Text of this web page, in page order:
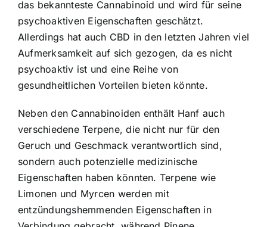
das bekannteste Cannabinoid und wird für seine
psychoaktiven Eigenschaften geschätzt.
Allerdings hat auch CBD in den letzten Jahren viel
Aufmerksamkeit auf sich gezogen, da es nicht
psychoaktiv ist und eine Reihe von
gesundheitlichen Vorteilen bieten könnte.
Neben den Cannabinoiden enthält Hanf auch
verschiedene Terpene, die nicht nur für den
Geruch und Geschmack verantwortlich sind,
sondern auch potenzielle medizinische
Eigenschaften haben könnten. Terpene wie
Limonen und Myrcen werden mit
entzündungshemmenden Eigenschaften in